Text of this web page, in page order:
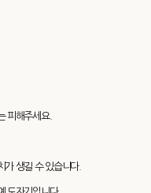
피해주세요.
가 생길 수 있습니다.